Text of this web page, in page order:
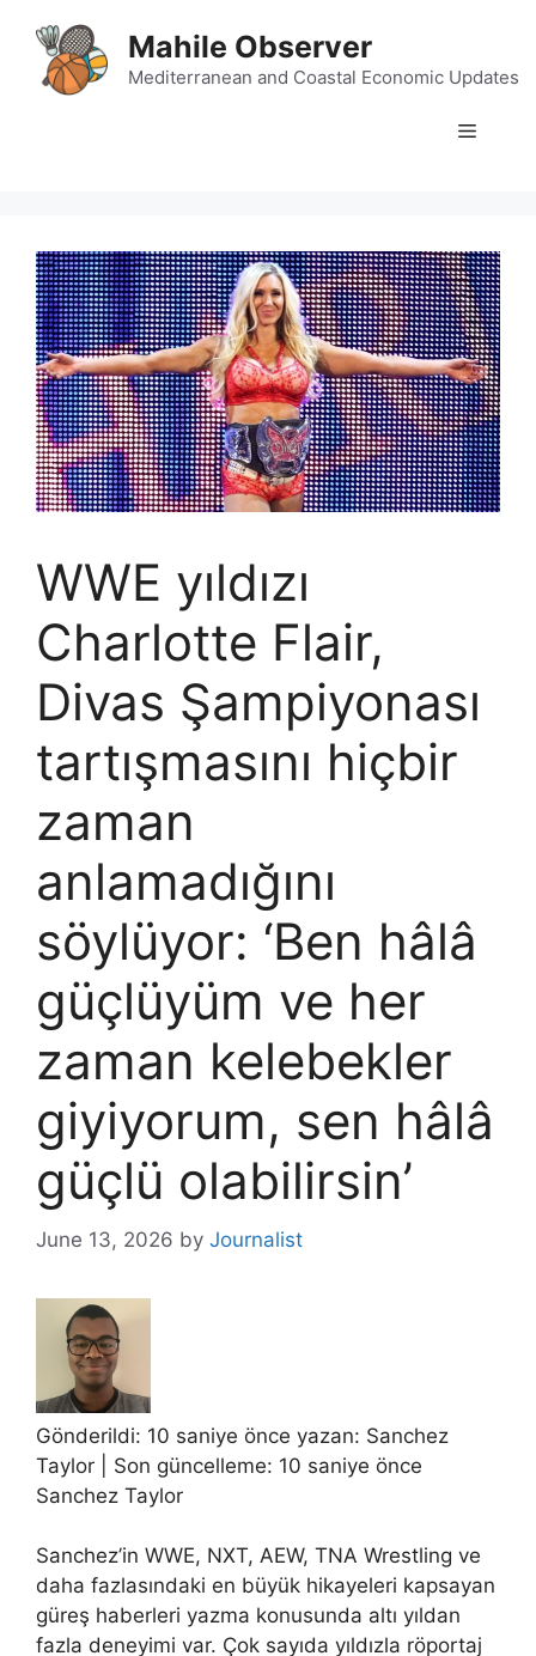
content
Mahile Observer
Mediterranean and Coastal Economic Updates
Menu
WWE yıldızı
Charlotte Flair,
Divas Şampiyonası
tartışmasını hiçbir
zaman
anlamadığını
söylüyor: ‘Ben hâlâ
güçlüyüm ve her
zaman kelebekler
giyiyorum, sen hâlâ
güçlü olabilirsin’
June 13, 2026 by Journalist
Gönderildi: 10 saniye önce yazan: Sanchez
Taylor | Son güncelleme: 10 saniye önce
Sanchez Taylor
Sanchez’in WWE, NXT, AEW, TNA Wrestling ve
daha fazlasındaki en büyük hikayeleri kapsayan
güreş haberleri yazma konusunda altı yıldan
fazla deneyimi var. Çok sayıda yıldızla röportaj